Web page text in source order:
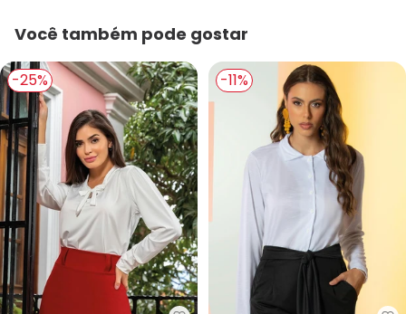
Você também pode gostar
-25% -11%